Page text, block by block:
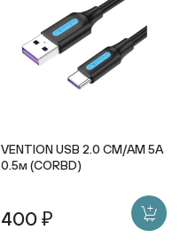
VENTION USB 2.0 CM/AM 5A
0.5м (CORBD)
400 ₽